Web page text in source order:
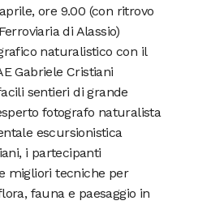
ore 9.00 (con ritrovo
di Alassio)
naturalistico con il
Gabriele Cristiani
sentieri di grande
fotografo naturalista
escursionistica
i partecipanti
migliori tecniche per
fauna e paesaggio in